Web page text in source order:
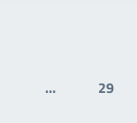
pagina
…
Pagina
29